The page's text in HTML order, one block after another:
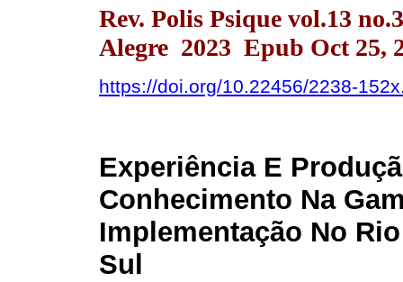
Rev. Polis Psique vol.13
Alegre 2023 Epub Oct 25,
https://doi.org/10.22456/2238-
Experiência E
Conhecimento Na
Implementação No
Sul